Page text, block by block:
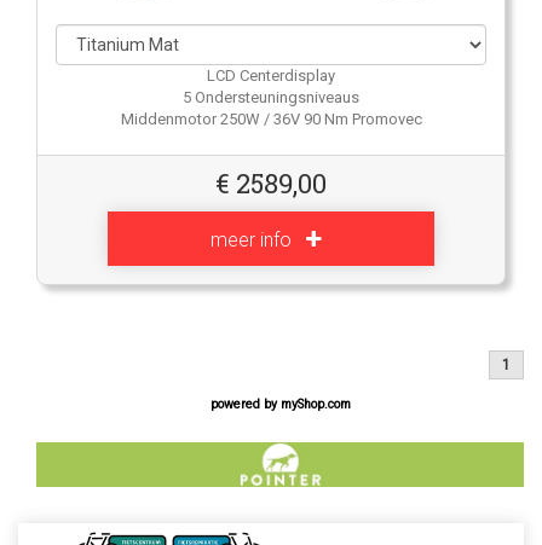
LCD Centerdisplay
5 Ondersteuningsniveaus
Middenmotor 250W / 36V 90 Nm Promovec
€ 2589,00
meer info
1
powered by myShop.com